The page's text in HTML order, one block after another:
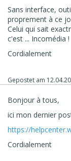
en fonction des
client Google
Analytics), à l'ID
l'application (si
Firebase). Les
moyens de
nombre d'autres
données pour
exemple, les
données, de
Sans interface,
proprement à ce
Celui qui sait
c'est ... Incomédia !
Cordialement
Gepostet am
Bonjour à tous,
ici mon dernier
https://
Cordialement